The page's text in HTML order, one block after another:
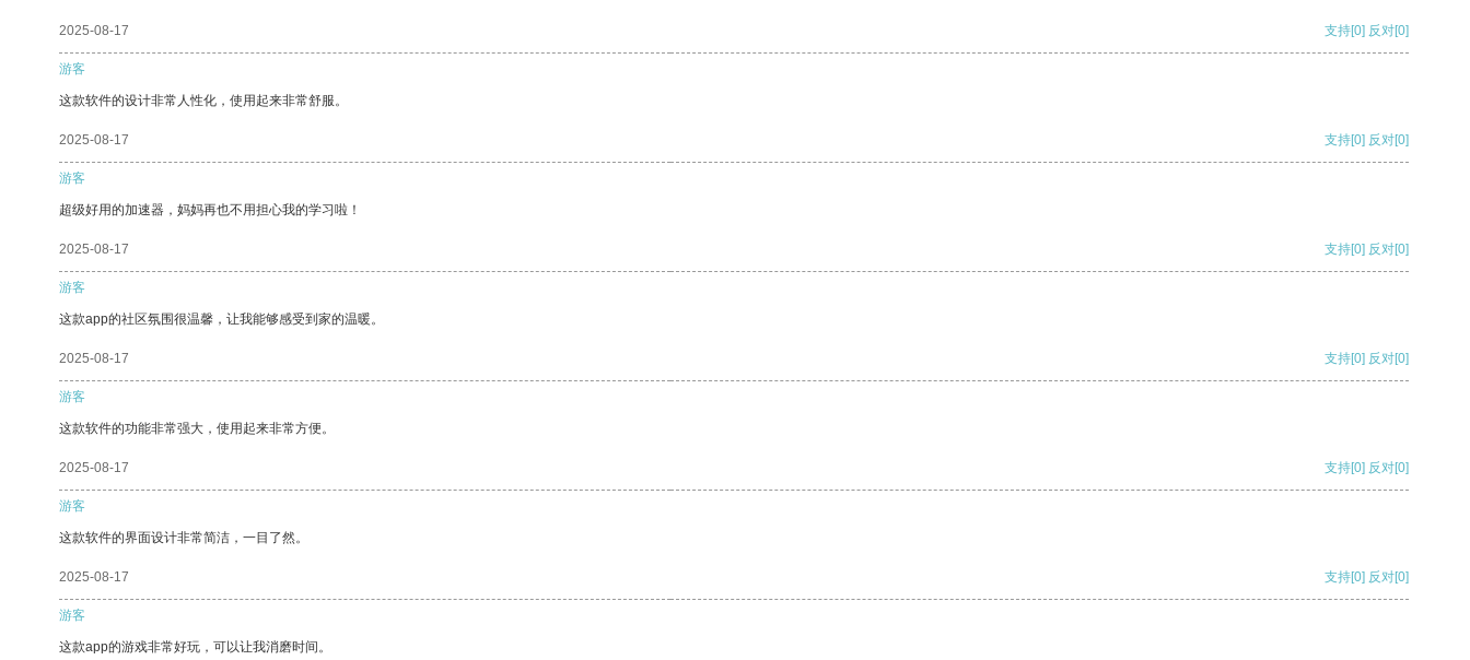
2025-08-17 支持[0] 反对[0]
游客
这款软件的设计非常人性化，使用起来非常舒服。
2025-08-17 支持[0] 反对[0]
游客
超级好用的加速器，妈妈再也不用担心我的学习啦！
2025-08-17 支持[0] 反对[0]
游客
这款app的社区氛围很温馨，让我能够感受到家的温暖。
2025-08-17 支持[0] 反对[0]
游客
这款软件的功能非常强大，使用起来非常方便。
2025-08-17 支持[0] 反对[0]
游客
这款软件的界面设计非常简洁，一目了然。
2025-08-17 支持[0] 反对[0]
游客
这款app的游戏非常好玩，可以让我消磨时间。